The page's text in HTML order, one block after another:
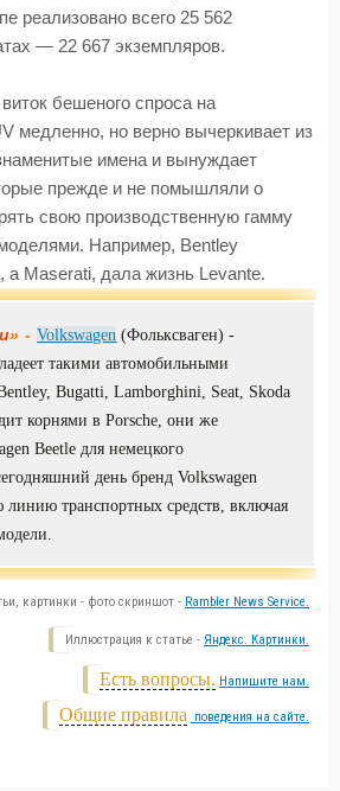
реализовано всего 25 562
— 22 667 экземпляров.
бешеного спроса на
медленно, но верно вычеркивает из
имена и вынуждает
прежде и не помышляли о
свою производственную гамму
Например, Bentley
а Maserati, дала жизнь Levante.
» -Volkswagen (Фольксваген) -
такими автомобильными
Bugatti, Lamborghini, Seat, Skoda
корнями в Porsche, они же
Beetle для немецкого
день бренд Volkswagen
транспортных средств, включая
картинки - фото скриншот - Rambler News Service.
Иллюстрация к статье - Яндекс. Картинки.
Есть вопросы. Напишите нам.
Общие правила поведения на сайте.